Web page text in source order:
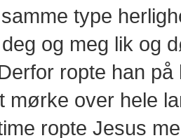
type
og meg lik og
ropte han
mørke over hele
ropte Jesus